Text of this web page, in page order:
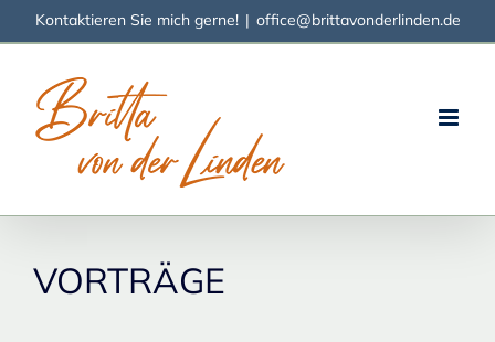
Zum
Inhalt
springen
Kontaktieren Sie mich gerne! | office@brittavonderlinden.de
VORTRÄGE